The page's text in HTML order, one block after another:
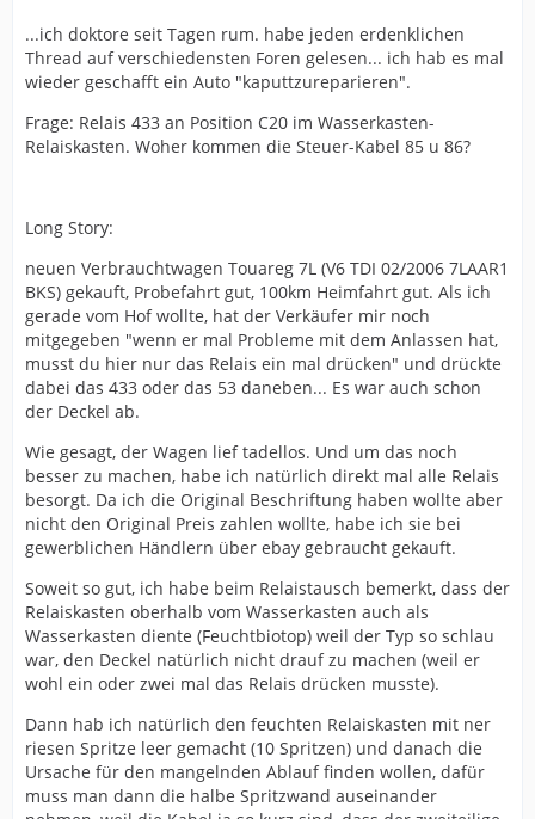
...ich doktore seit Tagen rum. habe jeden erdenklichen
Thread auf verschiedensten Foren gelesen... ich hab es mal
wieder geschafft ein Auto "kaputtzureparieren".
Frage: Relais 433 an Position C20 im Wasserkasten-
Relaiskasten. Woher kommen die Steuer-Kabel 85 u 86?
Long Story:
neuen Verbrauchtwagen Touareg 7L (V6 TDI 02/2006 7LAAR1
BKS) gekauft, Probefahrt gut, 100km Heimfahrt gut. Als ich
gerade vom Hof wollte, hat der Verkäufer mir noch
mitgegeben "wenn er mal Probleme mit dem Anlassen hat,
musst du hier nur das Relais ein mal drücken" und drückte
dabei das 433 oder das 53 daneben... Es war auch schon
der Deckel ab.
Wie gesagt, der Wagen lief tadellos. Und um das noch
besser zu machen, habe ich natürlich direkt mal alle Relais
besorgt. Da ich die Original Beschriftung haben wollte aber
nicht den Original Preis zahlen wollte, habe ich sie bei
gewerblichen Händlern über ebay gebraucht gekauft.
Soweit so gut, ich habe beim Relaistausch bemerkt, dass der
Relaiskasten oberhalb vom Wasserkasten auch als
Wasserkasten diente (Feuchtbiotop) weil der Typ so schlau
war, den Deckel natürlich nicht drauf zu machen (weil er
wohl ein oder zwei mal das Relais drücken musste).
Dann hab ich natürlich den feuchten Relaiskasten mit ner
riesen Spritze leer gemacht (10 Spritzen) und danach die
Ursache für den mangelnden Ablauf finden wollen, dafür
muss man dann die halbe Spritzwand auseinander